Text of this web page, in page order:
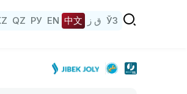
QZ РУ EN 中文 ق ز ЎЗ